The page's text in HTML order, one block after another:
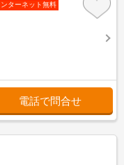
ンターネット無料
電話で問合せ